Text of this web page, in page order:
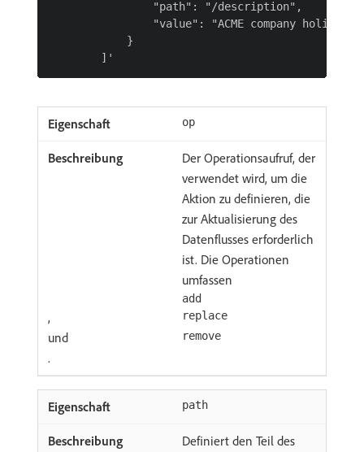
                "path": "/description",
"value": "ACME company holiday
            }
op
Der Operationsaufruf, der
verwendet wird, um die
Aktion zu definieren, die
zur Aktualisierung des
Datenflusses erforderlich
ist. Die Operationen
umfassen
add
, replace
und remove
.
path
Definiert den Teil des